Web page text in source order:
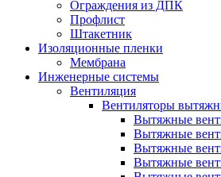
Ограждения из ДПК
Профлист
Штакетник
Изоляционные пленки
Мембрана
Инженерные системы
Вентиляция
Вентиляторы
Вытяжные
Вытяжные
Вытяжные
Вытяжные